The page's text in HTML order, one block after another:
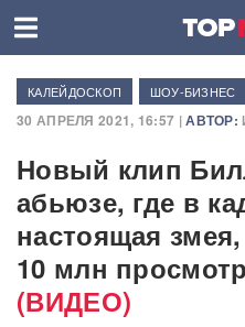
КАЛЕЙДОСКОП ШОУ-БИЗНЕС
30 АПРЕЛЯ 2021, 16:57 |АВТОР:
Новый клип
абьюзе, где в
настоящая
10 млн
(ВИДЕО)